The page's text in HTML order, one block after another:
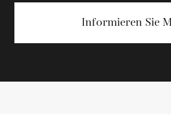
Informieren Sie